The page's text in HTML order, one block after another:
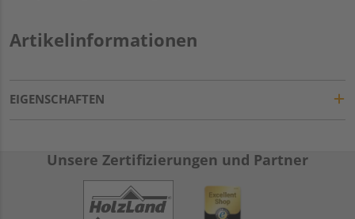
Artikelinformationen
EIGENSCHAFTEN
Unsere Zertifizierungen und Partner